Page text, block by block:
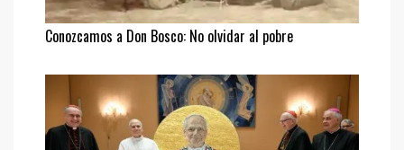
Conozcamos a Don Bosco: No olvidar al pobre